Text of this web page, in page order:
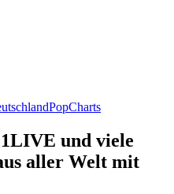
PopCharts
und viele
aller Welt mit